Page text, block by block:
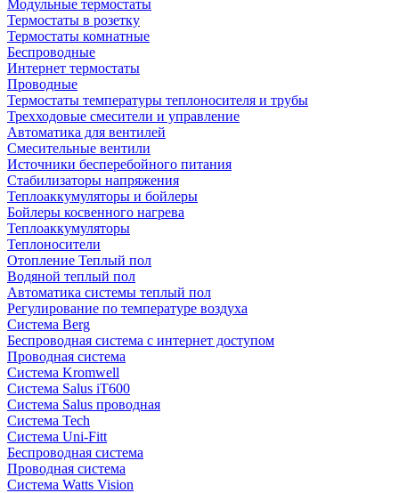
Модульные термостаты
Термостаты в розетку
Термостаты комнатные
Беспроводные
Интернет термостаты
Проводные
Термостаты температуры теплоносителя и трубы
Трехходовые смесители и управление
Автоматика для вентилей
Смесительные вентили
Источники бесперебойного питания
Стабилизаторы напряжения
Теплоаккумуляторы и бойлеры
Бойлеры косвенного нагрева
Теплоаккумуляторы
Теплоносители
Отопление Теплый пол
Водяной теплый пол
Автоматика системы теплый пол
Регулирование по температуре воздуха
Система Berg
Беспроводная система с интернет доступом
Проводная система
Система Kromwell
Система Salus iT600
Система Salus проводная
Система Tech
Система Uni-Fitt
Беспроводная система
Проводная система
Система Watts Vision